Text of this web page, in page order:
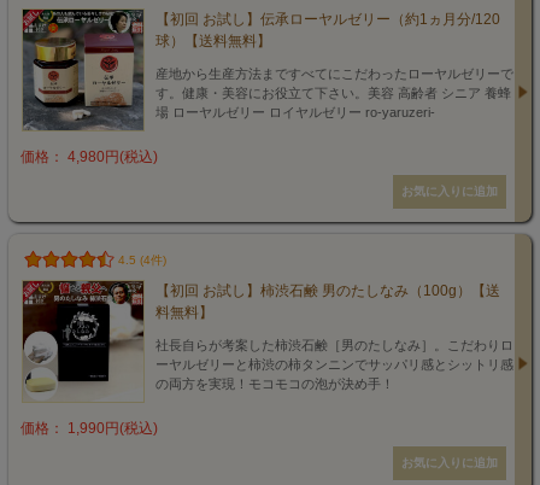
【初回 お試し】伝承ローヤルゼリー（約1ヵ月分/120
球）【送料無料】
産地から生産方法まですべてにこだわったローヤルゼリーで
す。健康・美容にお役立て下さい。美容 高齢者 シニア 養蜂
場 ローヤルゼリー ロイヤルゼリー ro-yaruzeri-
価格： 4,980円(税込)
4.5 (4件)
【初回 お試し】柿渋石鹸 男のたしなみ（100g）【送
料無料】
社長自らが考案した柿渋石鹸［男のたしなみ］。こだわりロ
ーヤルゼリーと柿渋の柿タンニンでサッパリ感とシットリ感
の両方を実現！モコモコの泡が決め手！
価格： 1,990円(税込)